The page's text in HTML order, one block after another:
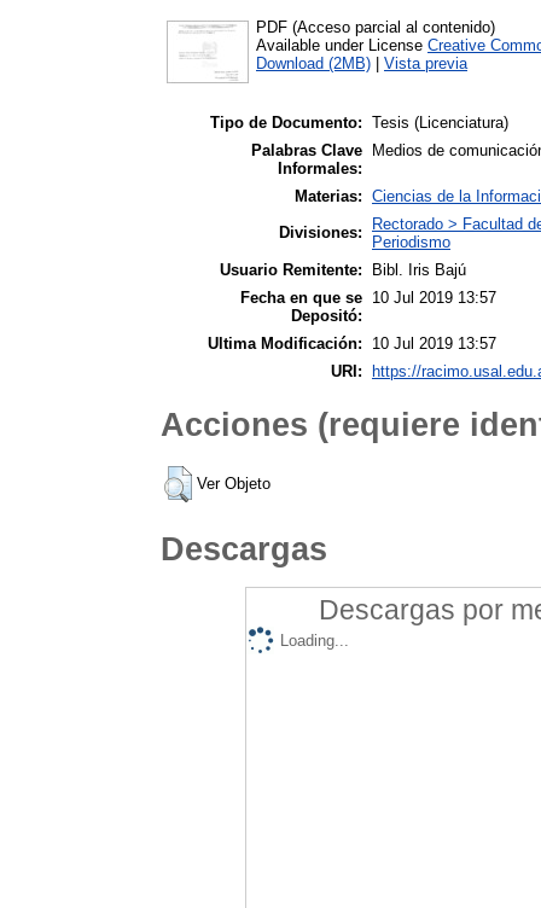
PDF (Acceso parcial al contenido)
Available under License Creative
Download (2MB)
Vista previa
Tipo de Documento: Tesis (Licenciatura)
Palabras Clave
Informales:
Medios de
Materias: Ciencias de la
Divisiones:
Rectorado > Facultad
Periodismo
Usuario Remitente:
Bibl. Iris Bajú
Fecha en que se
Depositó:
10 Jul 2019 13:57
Ultima Modificación:
10 Jul 2019 13:57
URI:
https://
Acciones (requiere
Ver Objeto
Descargas
Descargas por
Loading...